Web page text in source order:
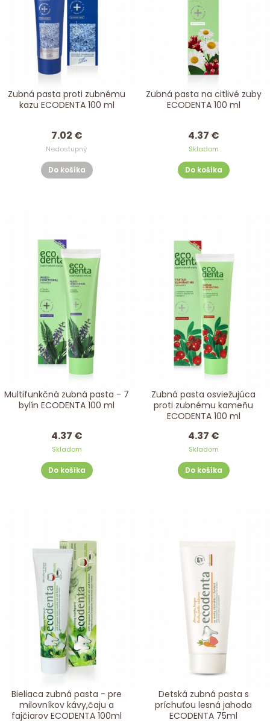
Zubná pasta proti zubnému
kazu ECODENTA 100 ml
7.02 €
Nedostupný
Do košíka
Zubná pasta na citlivé zuby
ECODENTA 100 ml
4.37 €
Skladom
Do košíka
Multifunkčná zubná pasta - 7
bylín ECODENTA 100 ml
4.37 €
Skladom
Do košíka
Zubná pasta osviežujúca
proti zubnému kameňu
ECODENTA 100 ml
4.37 €
Skladom
Do košíka
Bieliaca zubná pasta - pre
milovníkov kávy,čaju a
fajčiarov ECODENTA 100ml
Detská zubná pasta s
príchuťou lesná jahoda
ECODENTA 75ml